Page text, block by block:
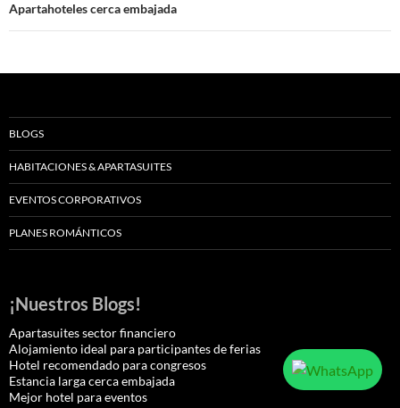
Apartahoteles cerca embajada
BLOGS
HABITACIONES & APARTASUITES
EVENTOS CORPORATIVOS
PLANES ROMÁNTICOS
¡Nuestros Blogs!
Apartasuites sector financiero
Alojamiento ideal para participantes de ferias
Hotel recomendado para congresos
Estancia larga cerca embajada
Mejor hotel para eventos